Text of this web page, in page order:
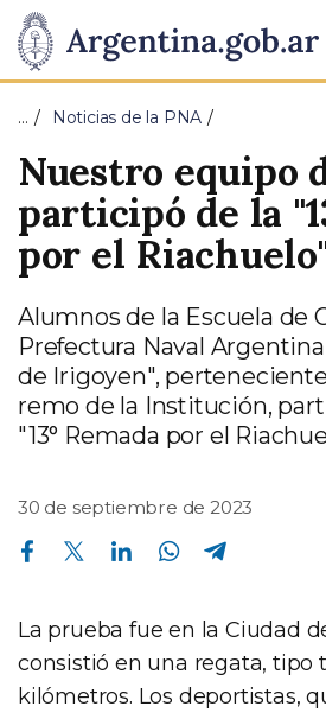
Presidencia
de
la
Nación
Pasar al contenido principal
… Noticias de la PNA
Nuestro equipo
participó de la
por el
Alumnos de la Escuela de
Prefectura Naval
de Irigoyen",
remo de la Institución,
"13° Remada por el
30 de septiembre de 2023
Compartir en Facebook Compartir en Twitter Compartir en Linkedin Compartir en Whatsapp
La prueba fue en la Ciudad
consistió en una regata, tipo
kilómetros. Los deportistas,